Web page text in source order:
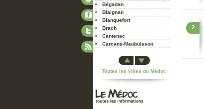
Bégadan
Blaignan
Blanquefort
Brach
Cantenac
Carcans-Maubuisson
Castelnau-Médoc
Cissac-Médoc
Civrac-en-Médoc
Couquèques
Cussac-Fort-Médoc
Eysines
Gaillan-en-Médoc
Toutes les villes du Médoc
2